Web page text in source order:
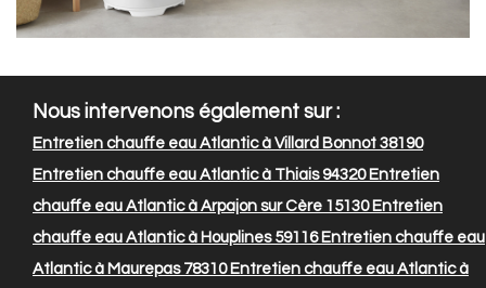
Nous intervenons également sur :
Entretien chauffe eau Atlantic à Villard Bonnot 38190
Entretien chauffe eau Atlantic à Thiais 94320Entretien
chauffe eau Atlantic à Arpajon sur Cère 15130Entretien
chauffe eau Atlantic à Houplines 59116Entretien chauffe eau
Atlantic à Maurepas 78310Entretien chauffe eau Atlantic à